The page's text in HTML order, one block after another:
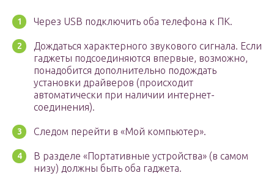
Через USB подключить оба телефона к ПК.
Дождаться характерного звукового сигнала. Если
гаджеты подсоединяются впервые, возможно,
понадобится дополнительно подождать
установки драйверов (происходит
автоматически при наличии интернет-
соединения).
Следом перейти в «Мой компьютер».
В разделе «Портативные устройства» (в самом
низу) должны быть оба гаджета.